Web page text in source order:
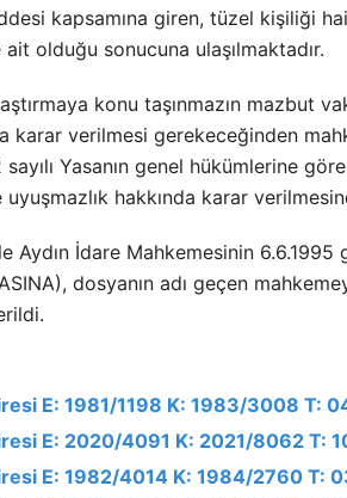
kapsamına giren, tüzel kişiliği
olduğu sonucuna ulaşılmaktadır.
konu taşınmazın mazbut
karar verilmesi gerekeceğinden
sayılı Yasanın genel hükümlerine
hakkında karar
Aydın İdare Mahkemesinin 6.6.1995
dosyanın adı geçen
E: 1981/1198 K: 1983/3008 T:
E: 2020/4091 K: 2021/8062 T:
E: 1982/4014 K: 1984/2760 T: